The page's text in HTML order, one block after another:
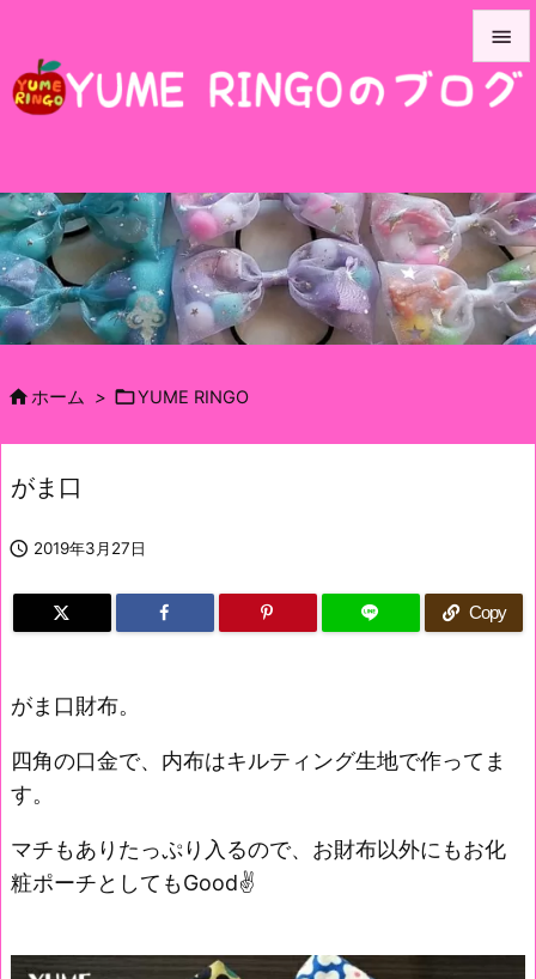



前へ

次へ

ホーム > YUME RINGO
がま口
 2019年3月27日
Copy
がま口財布。
四角の口金で、内布はキルティング生地で作ってま
す。
マチもありたっぷり入るので、お財布以外にもお化
粧ポーチとしてもGood✌️